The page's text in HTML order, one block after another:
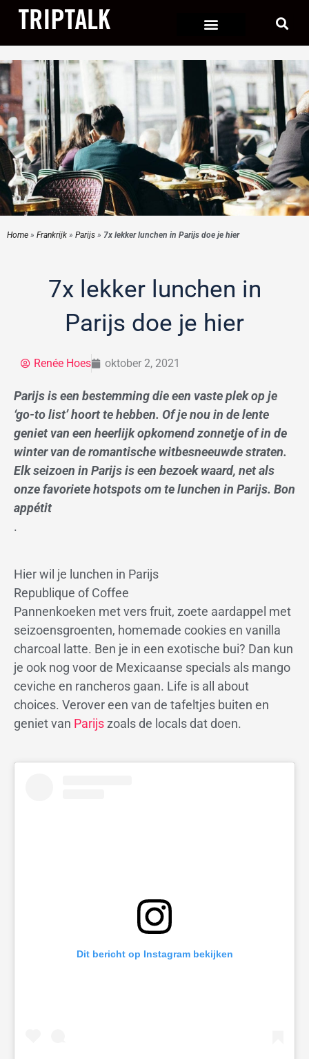
de
inhoud
Home » Frankrijk » Parijs » 7x lekker lunchen in Parijs doe je hier
7x lekker lunchen in
Parijs doe je hier
Renée Hoes oktober 2, 2021
Parijs is een bestemming die een vaste plek op je
‘go-to list’ hoort te hebben. Of je nou in de lente
geniet van een heerlijk opkomend zonnetje of in de
winter van de romantische witbesneeuwde straten.
Elk seizoen in Parijs is een bezoek waard, net als
onze favoriete hotspots om te lunchen in Parijs. Bon
appétit
.
Hier wil je lunchen in Parijs
Republique of Coffee
Pannenkoeken met vers fruit, zoete aardappel met
seizoensgroenten, homemade cookies en vanilla
charcoal latte. Ben je in een exotische bui? Dan kun
je ook nog voor de Mexicaanse specials als mango
ceviche en rancheros gaan. Life is all about
choices. Verover een van de tafeltjes buiten en
geniet van Parijszoals de locals dat doen.
Dit bericht op Instagram bekijken